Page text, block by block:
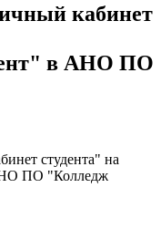
кабинет
в АНО ПО
студента" на
ПО "Колледж